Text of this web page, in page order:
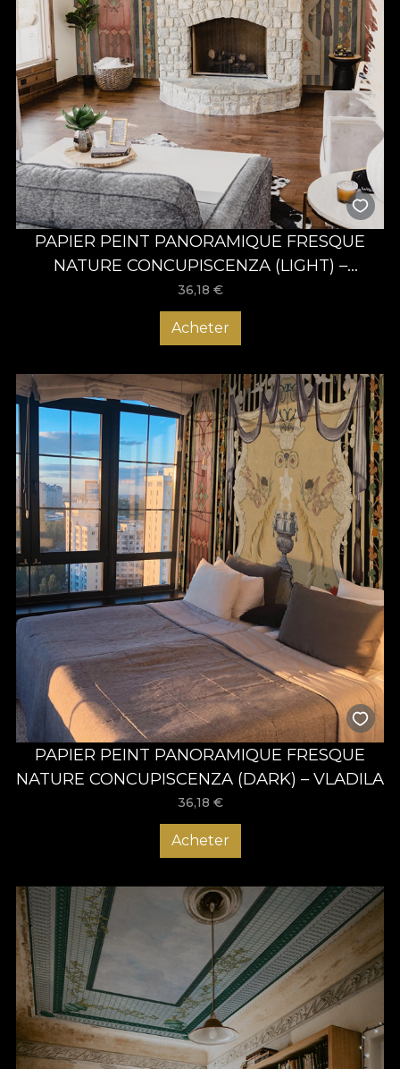
PAPIER PEINT PANORAMIQUE FRESQUE
NATURE CONCUPISCENZA (LIGHT) –
VLADILA
36,18 €
Acheter
PAPIER PEINT PANORAMIQUE FRESQUE
NATURE CONCUPISCENZA (DARK) – VLADILA
36,18 €
Acheter